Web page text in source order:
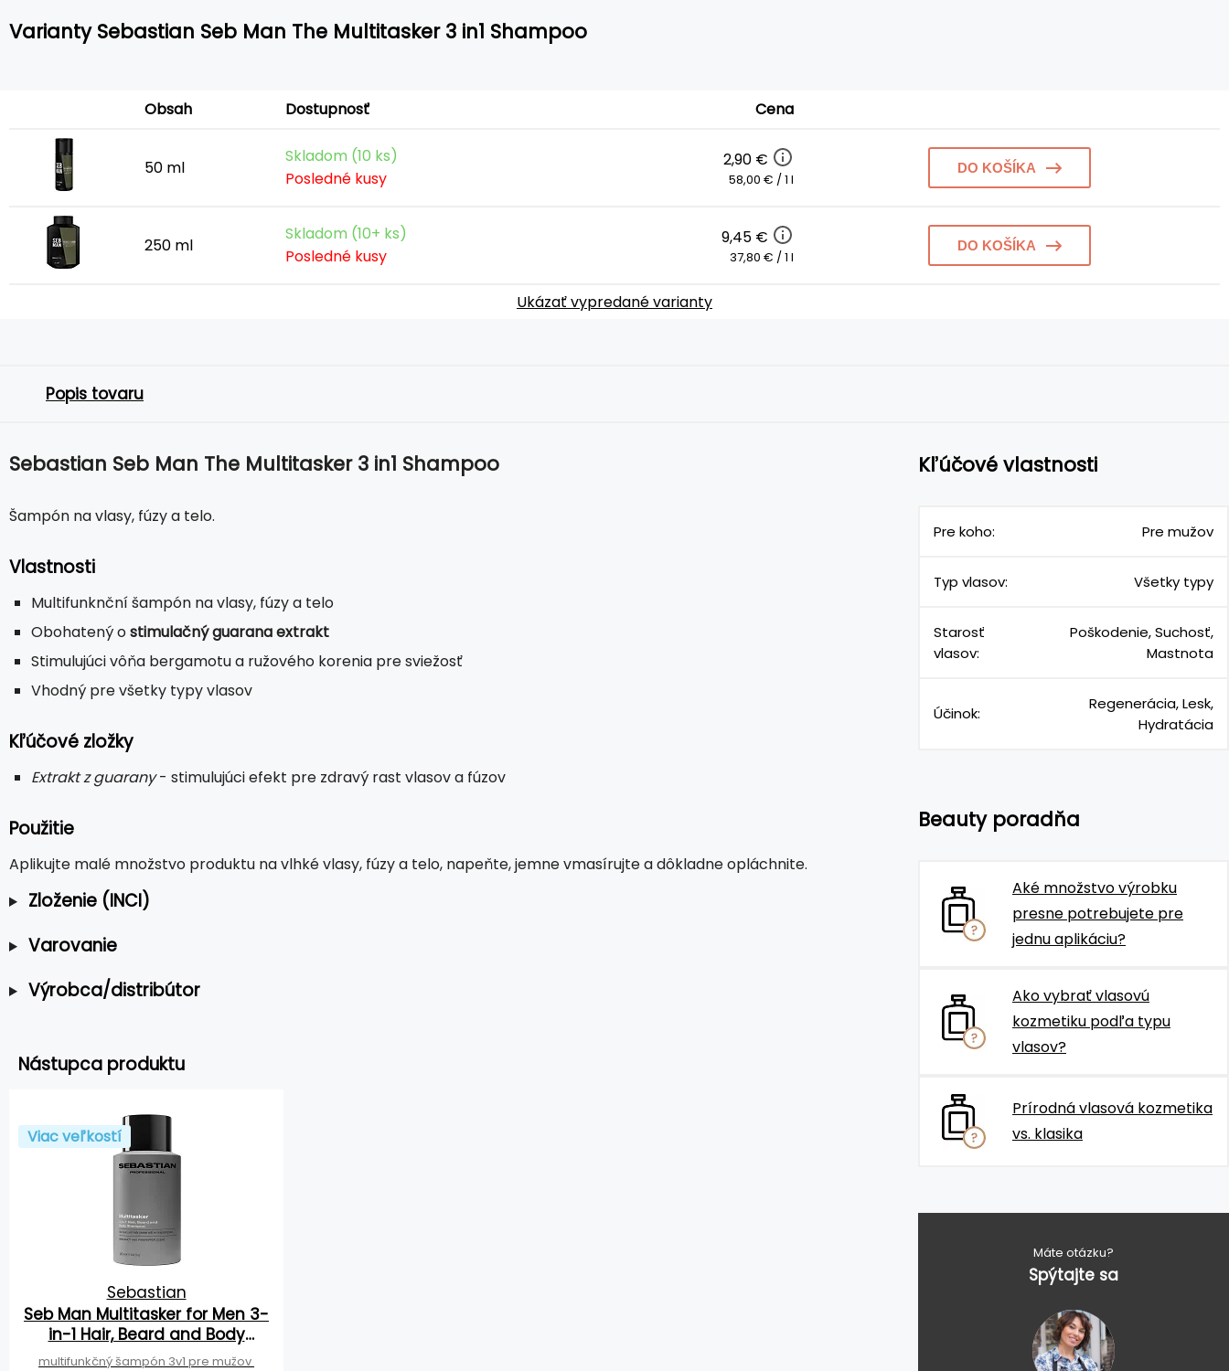
Varianty Sebastian Seb Man The Multitasker 3 in1 Shampoo
Obsah Dostupnosť Cena
50 ml
Skladom (10 ks)
Posledné kusy
2,90 €
58,00 € / 1 l
DO KOŠÍKA
250 ml
Skladom (10+ ks)
Posledné kusy
9,45 €
37,80 € / 1 l
DO KOŠÍKA
Ukázať vypredané varianty
Popis tovaru
Sebastian Seb Man The Multitasker 3 in1 Shampoo
Šampón na vlasy, fúzy a telo.
Vlastnosti
Multifunknční šampón na vlasy, fúzy a telo
Obohatený ostimulačný guarana extrakt
Stimulujúci vôňa bergamotu a ružového korenia pre sviežosť
Vhodný pre všetky typy vlasov
Kľúčové zložky
Extrakt z guarany- stimulujúci efekt pre zdravý rast vlasov a fúzov
Použitie
Aplikujte malé množstvo produktu na vlhké vlasy, fúzy a telo, napeňte, jemne vmasírujte a dôkladne opláchnite.
Zloženie (INCI)
Varovanie
Výrobca/distribútor
Nástupca produktu
Viac veľkostí
Sebastian
Seb Man Multitasker for Men 3-
in-1 Hair, Beard and Body
Shampoo
multifunkčný šampón 3v1 pre mužov
Kľúčové vlastnosti
Pre koho: Pre mužov
Typ vlasov: Všetky typy
Starosť
vlasov:
Poškodenie, Suchosť,
Mastnota
Účinok:
Regenerácia, Lesk,
Hydratácia
Beauty poradňa
Aké množstvo výrobku
presne potrebujete pre
jednu aplikáciu?
Ako vybrať vlasovú
kozmetiku podľa typu
vlasov?
Prírodná vlasová kozmetika
vs. klasika
Máte otázku?
Spýtajte sa